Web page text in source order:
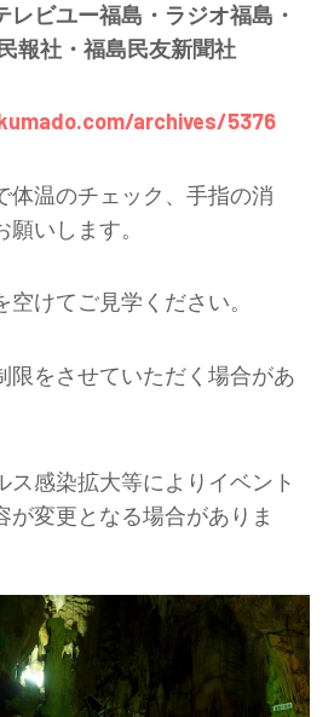
レビユー福島・ラジオ福島・
報社・福島民友新聞社
archives/5376
温のチェック、手指の消
いします。
けてご見学ください。
をさせていただく場合があ
感染拡大等によりイベント
が変更となる場合がありま